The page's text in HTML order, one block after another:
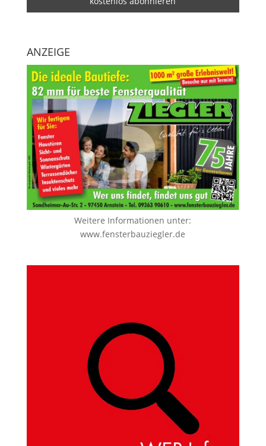
ANZEIGE
Weitere Informationen unter:
www.fensterbauziegler.de